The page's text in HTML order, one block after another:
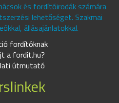
és fordítóirodák számára
lehetőséget. Szakmai
állásajánlatokkal.
fordítóknak
a fordit.hu?
útmutató